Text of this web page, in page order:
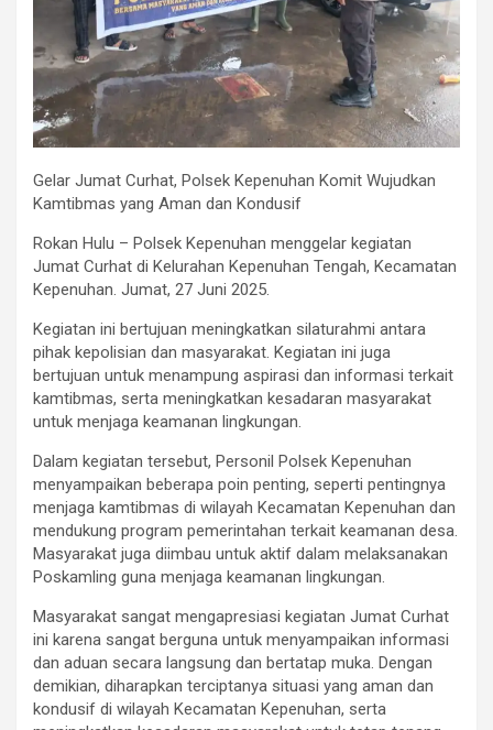
Gelar Jumat Curhat, Polsek Kepenuhan Komit Wujudkan
Kamtibmas yang Aman dan Kondusif
Rokan Hulu – Polsek Kepenuhan menggelar kegiatan
Jumat Curhat di Kelurahan Kepenuhan Tengah, Kecamatan
Kepenuhan. Jumat, 27 Juni 2025.
Kegiatan ini bertujuan meningkatkan silaturahmi antara
pihak kepolisian dan masyarakat. Kegiatan ini juga
bertujuan untuk menampung aspirasi dan informasi terkait
kamtibmas, serta meningkatkan kesadaran masyarakat
untuk menjaga keamanan lingkungan.
Dalam kegiatan tersebut, Personil Polsek Kepenuhan
menyampaikan beberapa poin penting, seperti pentingnya
menjaga kamtibmas di wilayah Kecamatan Kepenuhan dan
mendukung program pemerintahan terkait keamanan desa.
Masyarakat juga diimbau untuk aktif dalam melaksanakan
Poskamling guna menjaga keamanan lingkungan.
Masyarakat sangat mengapresiasi kegiatan Jumat Curhat
ini karena sangat berguna untuk menyampaikan informasi
dan aduan secara langsung dan bertatap muka. Dengan
demikian, diharapkan terciptanya situasi yang aman dan
kondusif di wilayah Kecamatan Kepenuhan, serta